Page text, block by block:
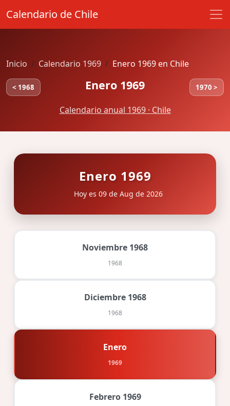
Calendario de Chile
Inicio Calendario 1969 Enero 1969 en Chile
< 1968 Enero 1969 1970 >
Calendario anual 1969 · Chile
Enero 1969
Hoy es 09 de Aug de 2026
Noviembre 1968
1968
Diciembre 1968
1968
Enero
1969
Febrero 1969